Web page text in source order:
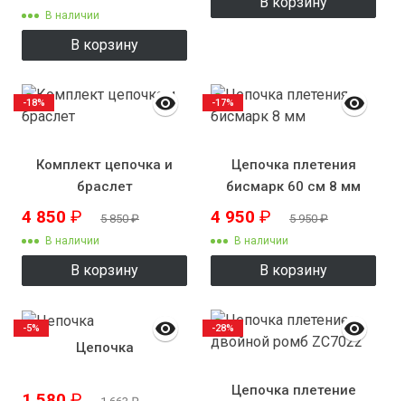
В наличии
В корзину
Комплект цепочка и
браслет
4 850 ₽ 5 850₽
В наличии
В корзину
-18%
Цепочка плетения
бисмарк 60 см 8 мм
4 950 ₽ 5 950₽
В наличии
В корзину
-17%
Цепочка
-5%
Цепочка плетение
-28%